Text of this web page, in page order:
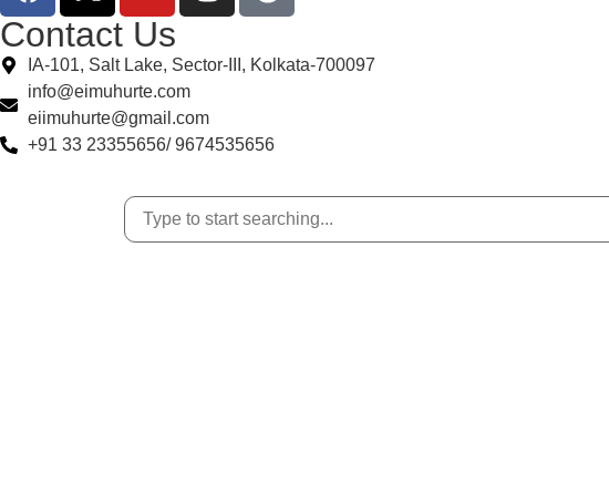
Contact Us
IA-101, Salt Lake, Sector-III, Kolkata-700097
info@eimuhurte.com
eiimuhurte@gmail.com
+91 33 23355656/ 9674535656